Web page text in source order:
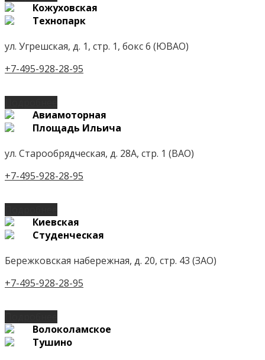
Кожуховская
Технопарк
ул. Угрешская, д. 1, стр. 1, бокс 6 (ЮВАО)
+7-495-928-28-95
Авиамоторная
Площадь Ильича
ул. Старообрядческая, д. 28А, стр. 1 (ВАО)
+7-495-928-28-95
Киевская
Студенческая
Бережковская набережная, д. 20, стр. 43 (ЗАО)
+7-495-928-28-95
Волоколамское
Тушино